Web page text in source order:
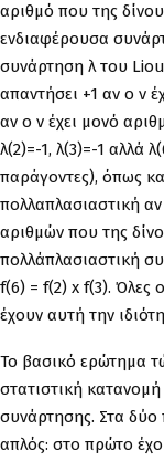
αριθμό που της
ενδιαφέρουσα
συνάρτηση λ του
απαντήσει +1 αν ο ν
αν ο ν έχει μονό
λ(2)=-1, λ(3)=-1 αλλά
παράγοντες), όπως
πολλαπλασιαστική
αριθμών που της
πολλάπλασιαστική
f(6) = f(2) x f(3). Όλες
έχουν αυτή την
Το βασικό ερώτημα
στατιστική
συνάρτησης. Στα δύο
απλός: στο πρώτο